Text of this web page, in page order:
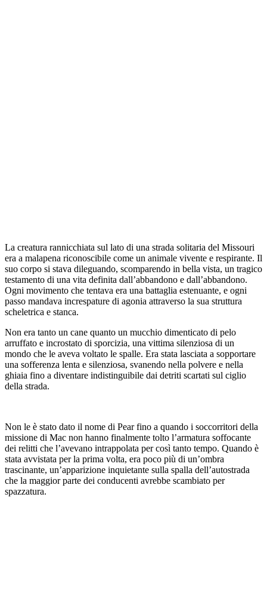
La creatura rannicchiata sul lato di una strada solitaria del Missouri
era a malapena riconoscibile come un animale vivente e respirante. Il
suo corpo si stava dileguando, scomparendo in bella vista, un tragico
testamento di una vita definita dall’abbandono e dall’abbandono.
Ogni movimento che tentava era una battaglia estenuante, e ogni
passo mandava increspature di agonia attraverso la sua struttura
scheletrica e stanca.
Non era tanto un cane quanto un mucchio dimenticato di pelo
arruffato e incrostato di sporcizia, una vittima silenziosa di un
mondo che le aveva voltato le spalle. Era stata lasciata a sopportare
una sofferenza lenta e silenziosa, svanendo nella polvere e nella
ghiaia fino a diventare indistinguibile dai detriti scartati sul ciglio
della strada.
Non le è stato dato il nome di Pear fino a quando i soccorritori della
missione di Mac non hanno finalmente tolto l’armatura soffocante
dei relitti che l’avevano intrappolata per così tanto tempo. Quando è
stata avvistata per la prima volta, era poco più di un’ombra
trascinante, un’apparizione inquietante sulla spalla dell’autostrada
che la maggior parte dei conducenti avrebbe scambiato per
spazzatura.